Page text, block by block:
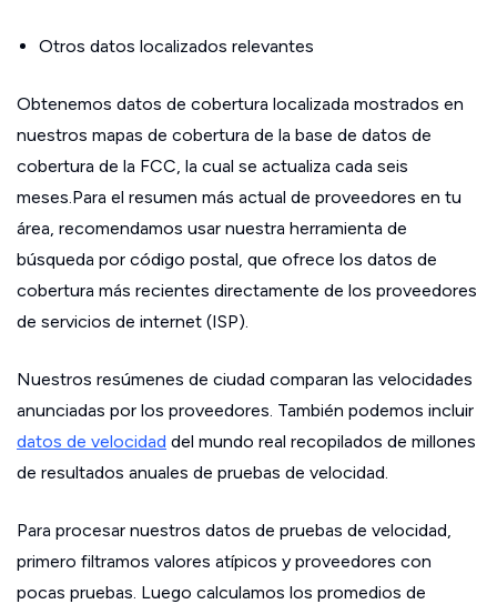
Otros datos localizados relevantes
Obtenemos datos de cobertura localizada mostrados en
nuestros mapas de cobertura de la base de datos de
cobertura de la FCC, la cual se actualiza cada seis
meses.Para el resumen más actual de proveedores en tu
área, recomendamos usar nuestra herramienta de
búsqueda por código postal, que ofrece los datos de
cobertura más recientes directamente de los proveedores
de servicios de internet (ISP).
Nuestros resúmenes de ciudad comparan las velocidades
anunciadas por los proveedores. También podemos incluir
datos de velocidad del mundo real recopilados de millones
de resultados anuales de pruebas de velocidad.
Para procesar nuestros datos de pruebas de velocidad,
primero filtramos valores atípicos y proveedores con
pocas pruebas. Luego calculamos los promedios de